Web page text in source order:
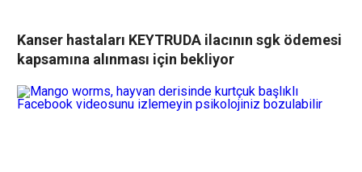
Kanser hastaları KEYTRUDA ilacının sgk ödemesi
kapsamına alınması için bekliyor